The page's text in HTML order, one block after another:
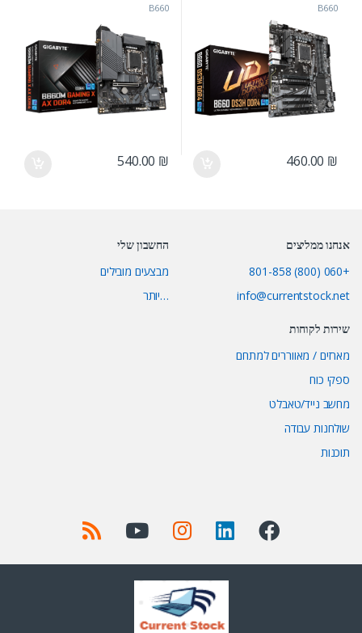
B660
460.00 ₪
B660
540.00 ₪
אנחנו ממליצים
+060 (800) 801-858
info@currentstock.net
החשבון שלי
מבצעים מובילים
…יותר
שירות לקוחות
מארזים / מאווררים למתחם
ספקי כוח
מחשב נייד/טאבלט
שולחנות עבודה
תוכנות